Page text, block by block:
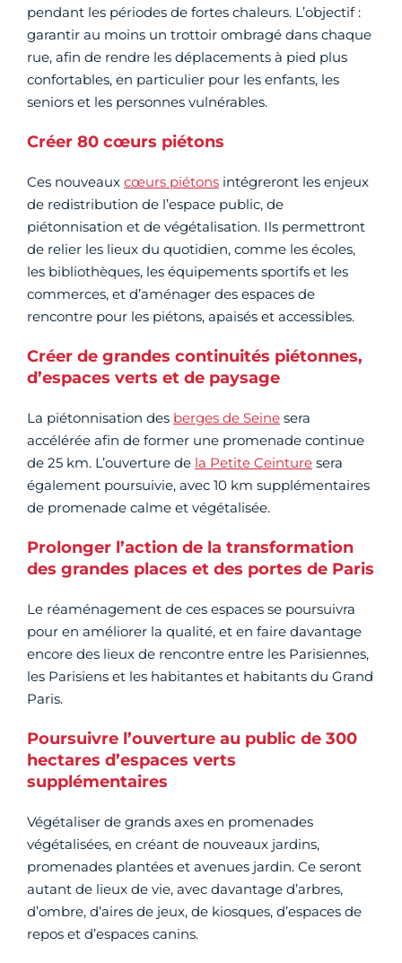
pendant les périodes de fortes chaleurs. L’objectif :
garantir au moins un trottoir ombragé dans chaque
rue, afin de rendre les déplacements à pied plus
confortables, en particulier pour les enfants, les
seniors et les personnes vulnérables.
Créer 80 cœurs piétons
Ces nouveaux cœurs piétons intégreront les enjeux
de redistribution de l’espace public, de
piétonnisation et de végétalisation. Ils permettront
de relier les lieux du quotidien, comme les écoles,
les bibliothèques, les équipements sportifs et les
commerces, et d’aménager des espaces de
rencontre pour les piétons, apaisés et accessibles.
Créer de grandes continuités piétonnes,
d’espaces verts et de paysage
La piétonnisation des berges de Seine sera
accélérée afin de former une promenade continue
de 25 km. L’ouverture de la Petite Ceinture sera
également poursuivie, avec 10 km supplémentaires
de promenade calme et végétalisée.
Prolonger l’action de la transformation
des grandes places et des portes de Paris
Le réaménagement de ces espaces se poursuivra
pour en améliorer la qualité, et en faire davantage
encore des lieux de rencontre entre les Parisiennes,
les Parisiens et les habitantes et habitants du Grand
Paris.
Poursuivre l’ouverture au public de 300
hectares d’espaces verts
supplémentaires
Végétaliser de grands axes en promenades
végétalisées, en créant de nouveaux jardins,
promenades plantées et avenues jardin. Ce seront
autant de lieux de vie, avec davantage d’arbres,
d’ombre, d’aires de jeux, de kiosques, d’espaces de
repos et d’espaces canins.